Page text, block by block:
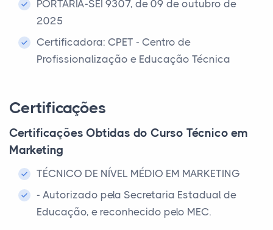
PORTARIA-SEI 9307, de 09 de outubro de
2025
Certificadora: CPET - Centro de
Profissionalização e Educação Técnica
Certificações
Certificações Obtidas do Curso Técnico em
Marketing
TÉCNICO DE NÍVEL MÉDIO EM MARKETING
- Autorizado pela Secretaria Estadual de
Educação, e reconhecido pelo MEC.